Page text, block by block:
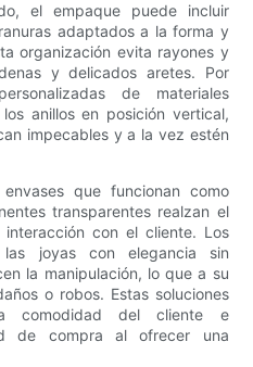
el empaque puede incluir
adaptados a la forma y
organización evita rayones y
y delicados aretes. Por
de materiales
anillos en posición vertical,
impecables y a la vez estén
que funcionan como
transparentes realzan el
con el cliente. Los
las joyas con elegancia sin
la manipulación, lo que a su
o robos. Estas soluciones
comodidad del cliente e
de compra al ofrecer una